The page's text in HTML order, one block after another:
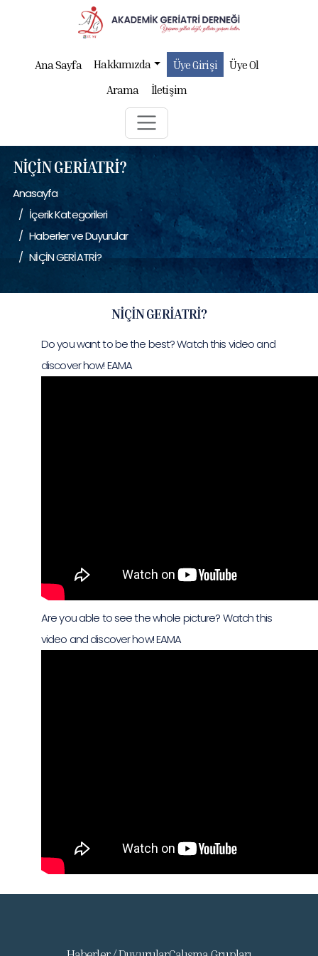
Ana Sayfa Hakkımızda Üye Girişi
Üye Ol
Arama
İletişim
NİÇİN GERİATRİ?
Anasayfa
İçerik Kategorileri
Haberler ve Duyurular
NİÇİN GERİATRİ?
NİÇİN GERİATRİ?
Do you want to be the best? Watch this video and
discover how! EAMA
Are you able to see the whole picture? Watch this
video and discover how! EAMA